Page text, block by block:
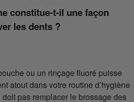
constitue-t-il une façon
les dents ?
ou un rinçage fluoré puisse
atout dans votre routine d’hygiène
pas remplacer le brossage des